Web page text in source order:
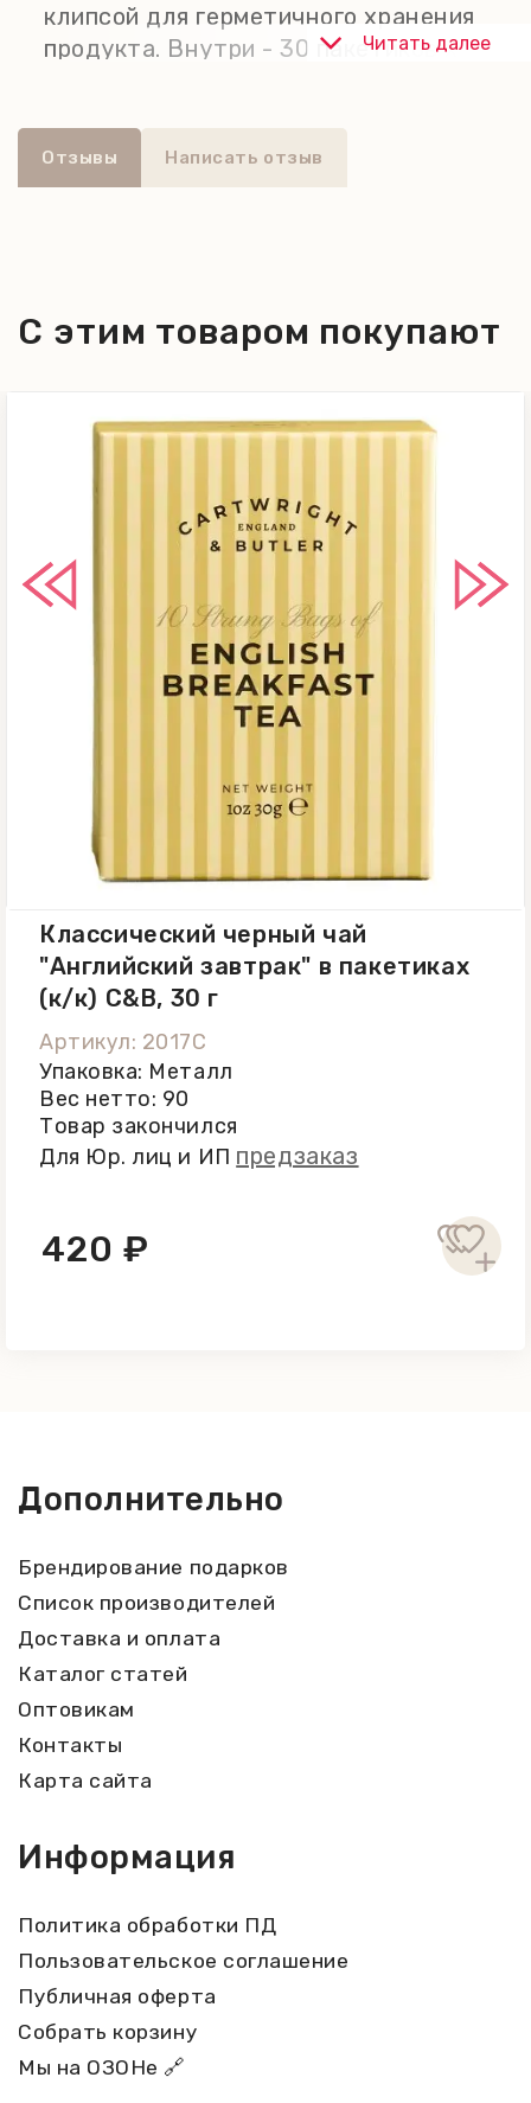
клипсой для герметичного хранения
продукта. Внутри - 30 пакетиков х 3
Читать далее
Отзывы Написать отзыв
С этим товаром покупают
Классический черный чай
"Английский завтрак" в пакетиках
(к/к) C&B, 30 г
Артикул: 2017C
Упаковка: Металл
Вес нетто: 90
Товар закончился
Для Юр. лиц и ИП предзаказ
420 ₽
Дополнительно
Брендирование подарков
Список производителей
Доставка и оплата
Каталог статей
Оптовикам
Контакты
Карта сайта
Информация
Политика обработки ПД
Пользовательское соглашение
Публичная оферта
Собрать корзину
Мы на ОЗОНе 🔗